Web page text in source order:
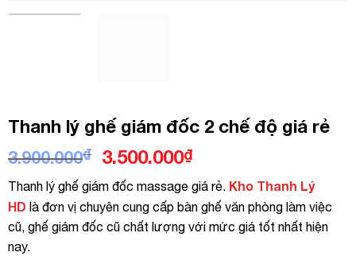
Thanh lý ghế giám đốc 2 chế độ giá rẻ
3.900.000₫
Giá
gốc
là:
3.900.000₫.
3.500.000₫Giá
hiện
tại
là:
3.500.000₫.
Thanh lý ghế giám đốc massage giá rẻ. Kho Thanh Lý
HD là đơn vị chuyên cung cấp bàn ghế văn phòng làm việc
cũ, ghế giám đốc cũ chất lượng với mức giá tốt nhất hiện
nay.